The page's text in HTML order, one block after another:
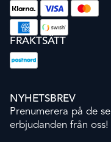
FRAKTSÄTT
NYHETSBREV
Prenumerera på de
erbjudanden från oss!